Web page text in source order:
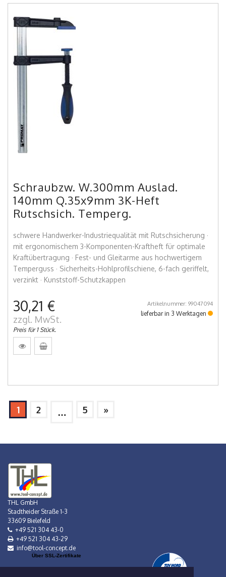
Schraubzw. W.300mm Auslad.
140mm Q.35x9mm 3K-Heft
Rutschsich. Temperg.
schwere Handwerker-Industriequalität mit Rutschsicherung ·
mit ergonomischem 3-Komponenten-Kraftheft für optimale
Kraftübertragung · Fest- und Gleitarme aus hochwertigem
Temperguss · Sicherheits-Hohlprofilschiene, 6-fach geriffelt,
verzinkt · Kunststoff-Schutzkappen
30,21 €
zzgl. MwSt.
Preis für 1 Stück.
Artikelnummer: 99047094
lieferbar in 3 Werktagen
1 2 … 5 »
THL GmbH
Stadtheider Straße 1-3
33609 Bielefeld
+49 521 304 43-0
+49 521 304 43-29
info@tool-concept.de
Über SSL-Zertifikate